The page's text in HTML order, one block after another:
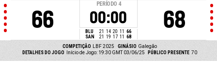
66
PERÍODO 4
00:00
BLU 21 14 20 11 66
SAN
21 19 17 11 68
68
COMPETIÇÃO LBF 2025 GINÁSIO Galegão
DETALHES DO JOGO
Início de Jogo: 19:30 GMT 03/06/25 PÚBLICO PRESENTE 70